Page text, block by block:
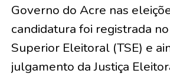
Governo do Acre nas
candidatura foi registrada
Superior Eleitoral (TSE) e
julgamento da Justiça